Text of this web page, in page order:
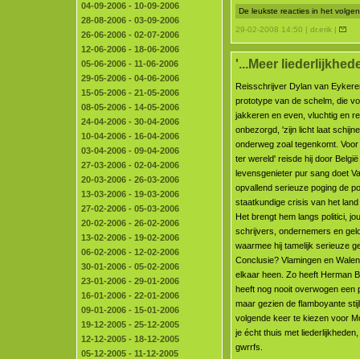
04-09-2006 - 10-09-2006
28-08-2006 - 03-09-2006
26-06-2006 - 02-07-2006
12-06-2006 - 18-06-2006
05-06-2006 - 11-06-2006
29-05-2006 - 04-06-2006
15-05-2006 - 21-05-2006
08-05-2006 - 14-05-2006
24-04-2006 - 30-04-2006
10-04-2006 - 16-04-2006
03-04-2006 - 09-04-2006
27-03-2006 - 02-04-2006
20-03-2006 - 26-03-2006
13-03-2006 - 19-03-2006
27-02-2006 - 05-03-2006
20-02-2006 - 26-02-2006
13-02-2006 - 19-02-2006
06-02-2006 - 12-02-2006
30-01-2006 - 05-02-2006
23-01-2006 - 29-01-2006
16-01-2006 - 22-01-2006
09-01-2006 - 15-01-2006
19-12-2005 - 25-12-2005
12-12-2005 - 18-12-2005
05-12-2005 - 11-12-2005
De leukste reacties in het
29-02-2008 14:50 | dr.erik |
'...Meer
Reisschrijver Dylan van
prototype van de schelm, die
jakkeren en even, vluchtig en
onbezorgd, 'zijn licht laat
onderweg zoal tegenkomt.
ter wereld' reisde hij door
levensgenieter pur sang doet
opvallend serieuze poging de
staatkundige crisis van het
Het brengt hem langs politici,
schrijvers, ondernemers en
waarmee hij tamelijk serieuze
Conclusie? Vlamingen en
elkaar heen. Zo heeft Herman
heeft nog nooit overwogen een
maar gezien de flamboyante
volgende keer te kiezen voor
je écht thuis met
gwrrfs.